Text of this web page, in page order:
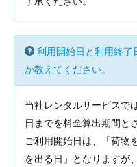
利用開始日と利用終了
か教えてください。
当社レンタルサービスで
日までを料金算出期間と
ご利用開始日は、「荷物
を出る日」となりますが